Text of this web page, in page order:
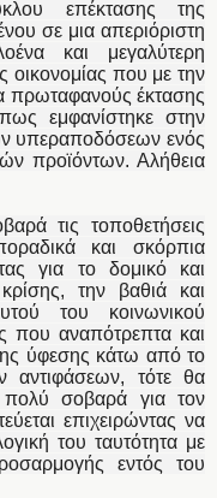
επέκτασης της
σε μια απεριόριστη
και μεγαλύτερη
οικονομίας που με την
πρωταφανούς έκτασης
εμφανίστηκε στην
υπεραποδόσεων ενός
προϊόντων. Αλήθεια
τις τοποθετήσεις
και σκόρπια
για το δομικό και
την βαθιά και
του κοινωνικού
που αναπότρεπτα και
ύφεσης κάτω από το
αντιφάσεων, τότε θα
πολύ σοβαρά για τον
επιχειρώντας να
του ταυτότητα με
εντός του